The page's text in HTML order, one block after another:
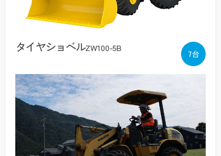
タイヤショベルZW100-5B
7台